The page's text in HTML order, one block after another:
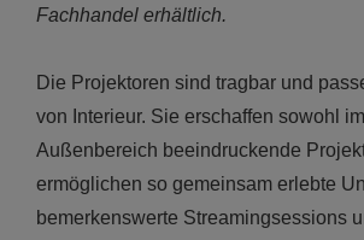
Fachhandel erhältlich.
Die Projektoren sind tragbar und
von Interieur. Sie erschaffen sowohl
Außenbereich beeindruckende
ermöglichen so gemeinsam erlebte
bemerkenswerte Streamingsessions